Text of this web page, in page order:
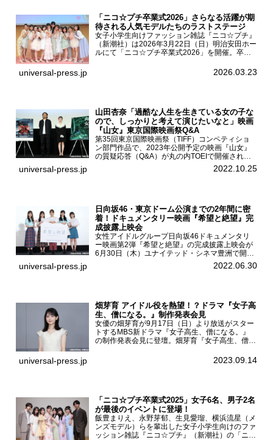
「ニコ☆プチ卒業式2026」さらなる活躍が期
待される人気モデルたちのラストステージ
女子小学生向けファッション雑誌『ニコ☆プチ』
（新潮社）は2026年3月22日（日）明治安田ホー
ルにて「ニコ☆プチ卒業式2026」を開催。卒業
ん、末永ひなた、高梨琴乃、土井ありさ、藤田蒼
universal-press.jp 2026.03.23
山田杏奈「過酷な人生を生きている女の子な
ので、しっかりと考えて演じたいなと」映画
『山女』東京国際映画祭Q&A
第35回東京国際映画祭（TIFF）コンペティショ
ン部門作品で、2023年公開予定の映画『山女』
の質疑応答（Q&A）が丸の内TOEIで開催され、
主演を務めた女優の山田杏奈、監督の福永壮志が
登壇。本作について語った。映画『山女』第35
universal-press.jp 2022.10.25
日向坂46・東京ドーム公演までの2年間に密
着！ドキュメンタリー映画『希望と絶望』完
成披露上映会
女性アイドルグループ日向坂46ドキュメンタリ
ー映画第2弾『希望と絶望』の完成披露上映会が
6月30日（木）ユナイテッド・シネマ豊洲で開催
され、日向坂46メンバーの加藤史帆、齊藤京
子、佐々木久美、富田鈴花、松田好花の5人が登
universal-press.jp 2022.06.30
畑芽育 アイドル役を熱望！？ドラマ『女子高
生、僧になる。』制作発表会見
女優の畑芽育が9月17日（日）より放送がスター
トするMBS新ドラマ『女子高生、僧になる。』
の制作発表会見に登壇。畑芽育『女子高生、僧に
ーについて「下白石麦は頭にビックリマークと、
universal-press.jp 2023.09.14
「ニコ☆プチ卒業式2025」女子6名、男子2名
が最後のイベントに登場！
飯豊まりえ、永野芽郁、生見愛瑠、横浜流星（メ
ンズモデル）らを輩出した女子小学生向けのファ
ッション雑誌『ニコ☆プチ』（新潮社）の「ニコ